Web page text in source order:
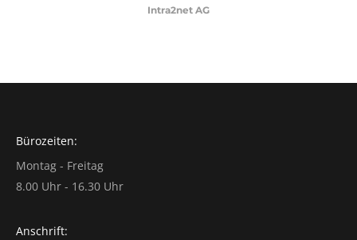
Intra2net AG
Bürozeiten:
Montag - Freitag
8.00 Uhr - 16.30 Uhr
Anschrift: